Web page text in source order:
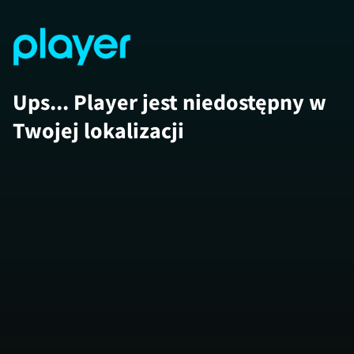
Ups... Player jest niedostępny w
Twojej lokalizacji